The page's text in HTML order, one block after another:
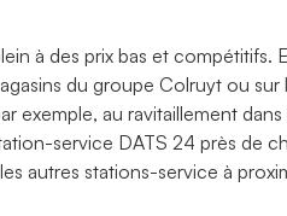
à des prix bas et compétitifs.
du groupe Colruyt ou sur
exemple, au ravitaillement dans
service DATS 24 près de
autres stations-service à